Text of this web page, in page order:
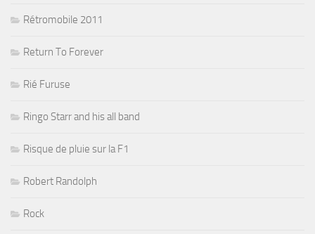
Rétromobile 2011
Return To Forever
Rié Furuse
Ringo Starr and his all band
Risque de pluie sur la F1
Robert Randolph
Rock